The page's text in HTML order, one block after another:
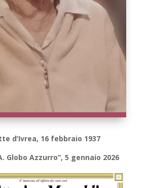
d’Ivrea, 16 febbraio 1937
Globo Azzurro”, 5 gennaio 2026